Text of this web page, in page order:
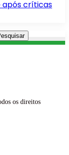
após críticas
os direitos